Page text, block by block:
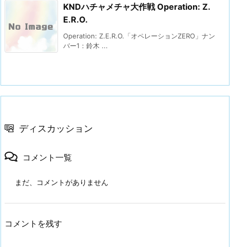
KNDハチャメチャ大作戦 Operation: Z.
E.R.O.
Operation: Z.E.R.O.「オペレーションZERO」ナン
バー1：鈴木 ...
ディスカッション
コメント一覧
まだ、コメントがありません
コメントを残す